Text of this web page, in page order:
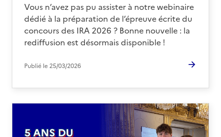
Vous n’avez pas pu assister à notre webinaire
dédié à la préparation de l’épreuve écrite du
concours des IRA 2026 ? Bonne nouvelle : la
rediffusion est désormais disponible !
Publié le 25/03/2026